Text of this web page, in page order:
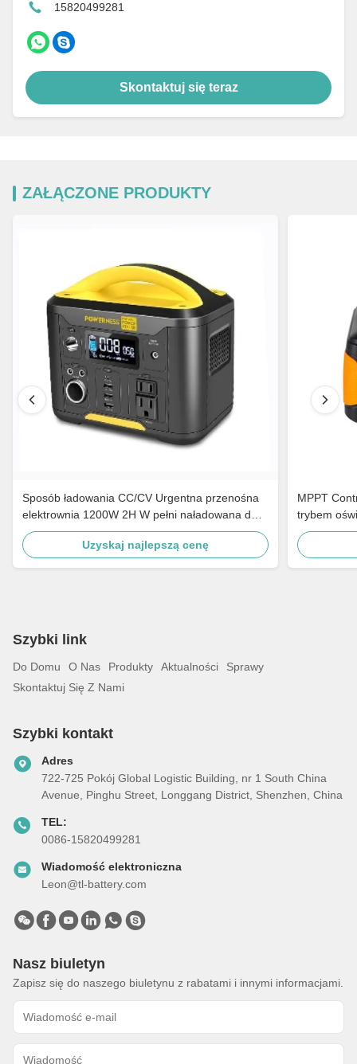
15820499281
Skontaktuj się teraz
ZAŁĄCZONE PRODUKTY
Sposób ładowania CC/CV Urgentna przenośna
elektrownia 1200W 2H W pełni naładowana do
jazdy
Uzyskaj najlepszą cenę
MPPT
trybem
Szybki link
Do Domu O Nas Produkty Aktualności
Sprawy
Skontaktuj Się Z Nami
Szybki kontakt
Adres
722-725 Pokój Global Logistic Building, nr 1 South China
Avenue, Pinghu Street, Longgang District, Shenzhen, China
TEL:
0086-15820499281
Wiadomość elektroniczna
Leon@tl-battery.com
Nasz biuletyn
Zapisz się do naszego biuletynu z rabatami i innymi informacjami.